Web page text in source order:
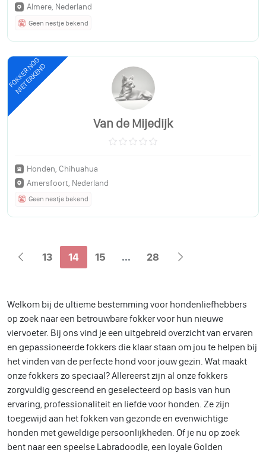
Almere, Nederland
Geen nestje bekend
FOKKER NOG
NIET ERKEND
Van de Mijedijk
Honden, Chihuahua
Amersfoort, Nederland
Geen nestje bekend
13 14 15 ... 28
Welkom bij de ultieme bestemming voor hondenliefhebbers
op zoek naar een betrouwbare fokker voor hun nieuwe
viervoeter. Bij ons vind je een uitgebreid overzicht van ervaren
en gepassioneerde fokkers die klaar staan om jou te helpen bij
het vinden van de perfecte hond voor jouw gezin. Wat maakt
onze fokkers zo speciaal? Allereerst zijn al onze fokkers
zorgvuldig gescreend en geselecteerd op basis van hun
ervaring, professionaliteit en liefde voor honden. Ze zijn
toegewijd aan het fokken van gezonde en evenwichtige
honden met geweldige persoonlijkheden. Of je nu op zoek
bent naar een speelse Labradoodle, een loyale Golden